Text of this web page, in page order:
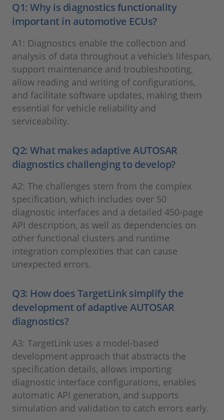
Q1: Why is diagnostics functionality
important in automotive ECUs?
A1: Diagnostics enable the collection and
analysis of data throughout a vehicle’s lifespan,
support maintenance and troubleshooting,
allow reading and writing of configurations,
and facilitate software updates, making them
essential for vehicle reliability and
serviceability.
Q2: What makes adaptive AUTOSAR
diagnostics challenging to develop?
A2: The challenges stem from the complex
specification, which includes over 50
diagnostic interfaces and a detailed 450-page
API description, as well as dependencies on
other functional clusters and runtime
integration complexities that can cause
unexpected errors.
Q3: How does TargetLink simplify the
development of adaptive AUTOSAR
diagnostics?
A3: TargetLink uses a model-based
development approach that abstracts the
specification details, allows importing
diagnostic interface configurations, enables
automatic API generation, and supports
simulation and validation to catch errors early.